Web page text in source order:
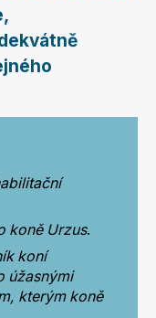
koně Urzus.
koní
úžasnými
kterým koně